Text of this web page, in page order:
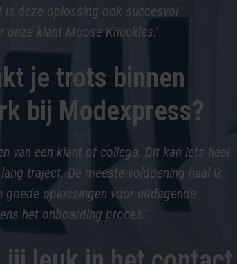
is deze oplossing ook succesvol
onze klant Moose Knuckles.’
je trots binnen
bij Modexpress?
van een klant of collega. Dit kan iets heel
traject. De meeste voldoening haal ik
goede oplossingen voor uitdagende
het onboarding proces.’